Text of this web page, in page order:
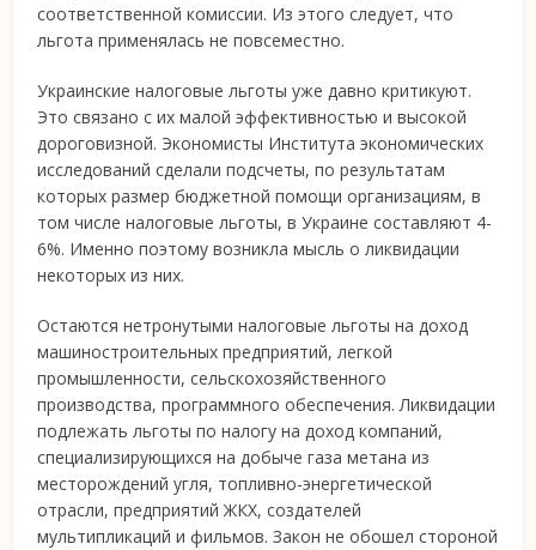
соответственной комиссии. Из этого следует, что
льгота применялась не повсеместно.
Украинские налоговые льготы уже давно критикуют.
Это связано с их малой эффективностью и высокой
дороговизной. Экономисты Института экономических
исследований сделали подсчеты, по результатам
которых размер бюджетной помощи организациям, в
том числе налоговые льготы, в Украине составляют 4-
6%. Именно поэтому возникла мысль о ликвидации
некоторых из них.
Остаются нетронутыми налоговые льготы на доход
машиностроительных предприятий, легкой
промышленности, сельскохозяйственного
производства, программного обеспечения. Ликвидации
подлежать льготы по налогу на доход компаний,
специализирующихся на добыче газа метана из
месторождений угля, топливно-энергетической
отрасли, предприятий ЖКХ, создателей
мультипликаций и фильмов. Закон не обошел стороной